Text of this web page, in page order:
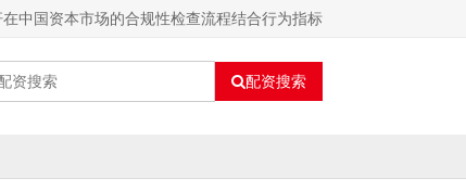
中国资本市场的合规性检查流程结合行为指标
配资搜索